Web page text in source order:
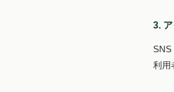
3.
SNS
利用